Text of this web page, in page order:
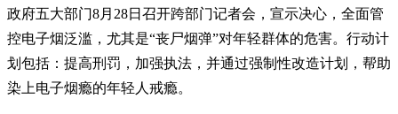
政府五大部门8月28日召开跨部门记者会，宣示决心，全面管
控电子烟泛滥，尤其是“丧尸烟弹”对年轻群体的危害。行动计
划包括：提高刑罚，加强执法，并通过强制性改造计划，帮助
染上电子烟瘾的年轻人戒瘾。